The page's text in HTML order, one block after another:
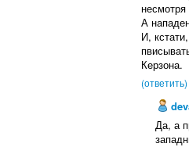
А
И,
Керзона.
(ответить)
Да, а